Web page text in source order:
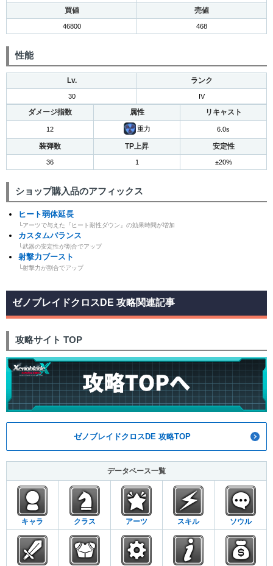
買値 売値
46800 468
性能
Lv. ランク
30 IV
ダメージ指数 属性 リキャスト
12 重力 6.0s
装弾数 TP上昇 安定性
36 1 ±20%
ショップ購入品のアフィックス
ヒート弱体延長
└アーツで与えた『ヒート耐性ダウン』の効果時間が増加
カスタムバランス
└武器の安定性が割合でアップ
射撃力ブースト
└射撃力が割合でアップ
ゼノブレイドクロスDE 攻略関連記事
攻略サイト TOP
ゼノブレイドクロスDE 攻略TOP
データベース一覧
キャラ クラス アーツ スキル ソウル